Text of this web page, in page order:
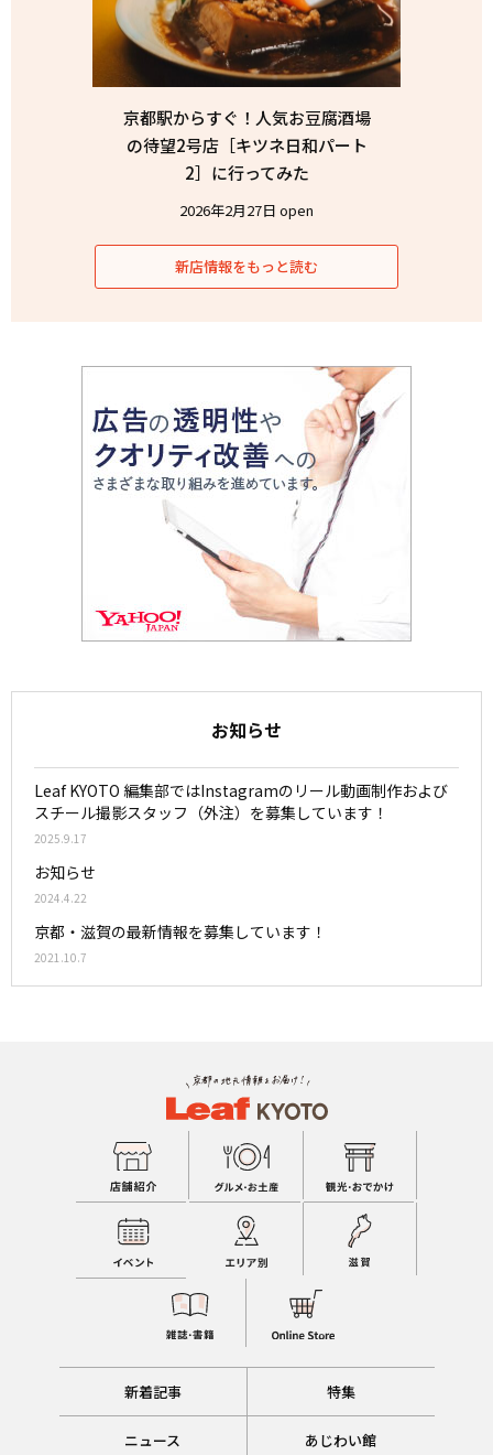
京都駅からすぐ！人気お豆腐酒場
の待望2号店［キツネ日和パート
2］に行ってみた
2026年2月27日 open
新店情報をもっと読む
お知らせ
Leaf KYOTO 編集部ではInstagramのリール動画制作および
スチール撮影スタッフ（外注）を募集しています！
2025.9.17
お知らせ
2024.4.22
京都・滋賀の最新情報を募集しています！
2021.10.7
新着記事 特集
ニュース あじわい館